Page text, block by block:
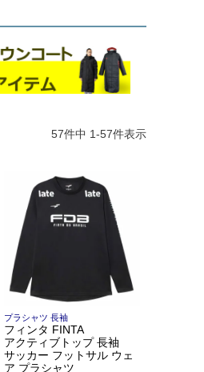
57件中 1-57件表示
プラシャツ 長袖
フィンタ FINTA
アクティブトップ 長袖
サッカー フットサル ウェ
ア プラシャツ